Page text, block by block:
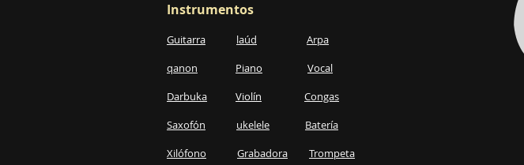
Instrumentos
Guitarra laúd
Arpa
qanon
Piano
Vocal
Darbuka
Violín
Congas
Saxofón
ukelele
Batería
Xilófono
Grabadora
Trompeta